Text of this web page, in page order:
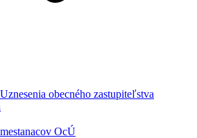
obecného zastupiteľstva
OcÚ